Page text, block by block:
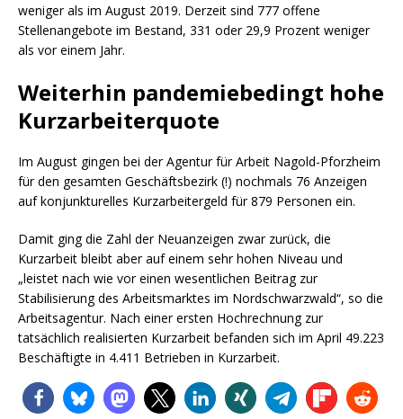
weniger als im August 2019. Derzeit sind 777 offene
Stellenangebote im Bestand, 331 oder 29,9 Prozent weniger
als vor einem Jahr.
Weiterhin pandemiebedingt hohe
Kurzarbeiterquote
Im August gingen bei der Agentur für Arbeit Nagold-Pforzheim
für den gesamten Geschäftsbezirk (!) nochmals 76 Anzeigen
auf konjunkturelles Kurzarbeitergeld für 879 Personen ein.
Damit ging die Zahl der Neuanzeigen zwar zurück, die
Kurzarbeit bleibt aber auf einem sehr hohen Niveau und
„leistet nach wie vor einen wesentlichen Beitrag zur
Stabilisierung des Arbeitsmarktes im Nordschwarzwald“, so die
Arbeitsagentur. Nach einer ersten Hochrechnung zur
tatsächlich realisierten Kurzarbeit befanden sich im April 49.223
Beschäftigte in 4.411 Betrieben in Kurzarbeit.